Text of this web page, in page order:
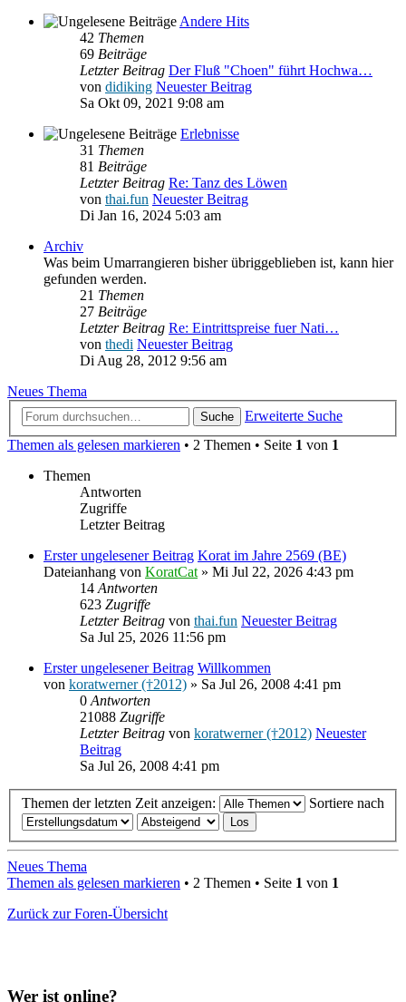
Andere Hits
42 Themen
69 Beiträge
Letzter Beitrag Der Fluß "Choen" führt Hochwa…
von didiking Neuester Beitrag
Sa Okt 09, 2021 9:08 am
Erlebnisse
31 Themen
81 Beiträge
Letzter Beitrag Re: Tanz des Löwen
von thai.fun Neuester Beitrag
Di Jan 16, 2024 5:03 am
Archiv
Was beim Umarrangieren bisher übriggeblieben ist, kann hier
gefunden werden.
21 Themen
27 Beiträge
Letzter Beitrag Re: Eintrittspreise fuer Nati…
von thedi Neuester Beitrag
Di Aug 28, 2012 9:56 am
Neues Thema
Suche
Erweiterte Suche
Themen als gelesen markieren • 2 Themen • Seite 1 von 1
Themen
Antworten
Zugriffe
Letzter Beitrag
Erster ungelesener Beitrag Korat im Jahre 2569 (BE)
Dateianhang von KoratCat » Mi Jul 22, 2026 4:43 pm
14 Antworten
623 Zugriffe
Letzter Beitrag von thai.fun Neuester Beitrag
Sa Jul 25, 2026 11:56 pm
Erster ungelesener Beitrag Willkommen
von koratwerner (†2012) » Sa Jul 26, 2008 4:41 pm
0 Antworten
21088 Zugriffe
Letzter Beitrag von koratwerner (†2012) Neuester
Beitrag
Sa Jul 26, 2008 4:41 pm
Themen der letzten Zeit anzeigen: Sortiere nach
Neues Thema
Themen als gelesen markieren • 2 Themen • Seite 1 von 1
Zurück zur Foren-Übersicht
Wer ist online?